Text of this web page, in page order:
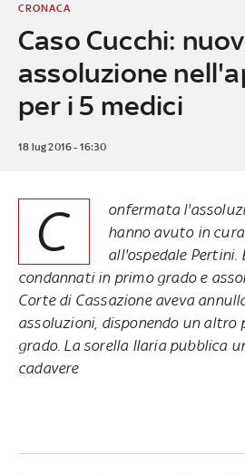
Caso Cucchi:
assoluzione
per i 5 medici
CRONACA
18 lug 2016 - 16:30
C
onfermata
hanno avuto in
all'ospedale Pertini.
condannati in primo grado e
Corte di Cassazione aveva
assoluzioni, disponendo un altro
grado. La sorella Ilaria pubblica
cadavere